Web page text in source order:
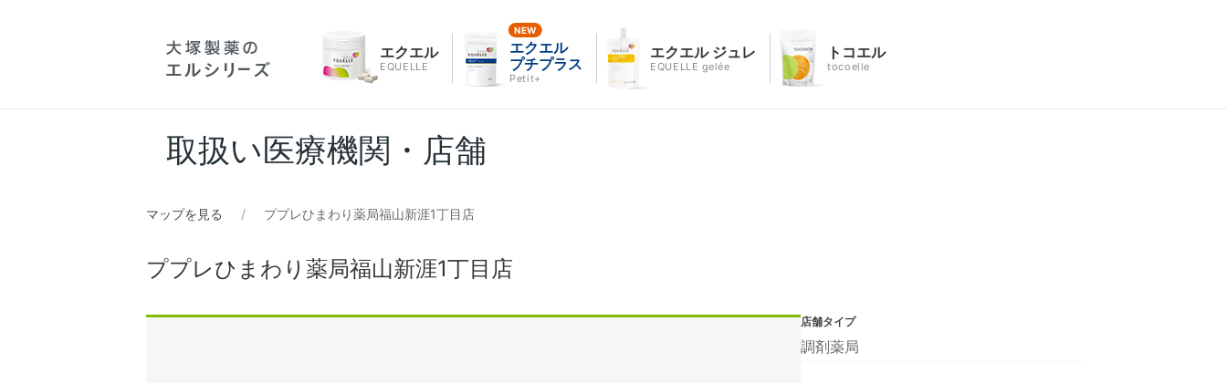
エクエル
EQUELLE
エクエル
プチプラス
Petit+
エクエル ジュレ
EQUELLE gelée
トコエル
tocoelle
取扱い医療機関・店舗
マップを見る ププレひまわり薬局福山新涯1丁目店
ププレひまわり薬局福山新涯1丁目店
店舗タイプ
調剤薬局